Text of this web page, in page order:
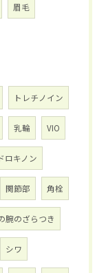
眉毛
トレチノイン
乳輪 VIO
ロキノン
関節部 角栓
腕のざらつき
シワ